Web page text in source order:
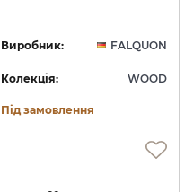
Виробник: FALQUON
Колекція: WOOD
Під замовлення